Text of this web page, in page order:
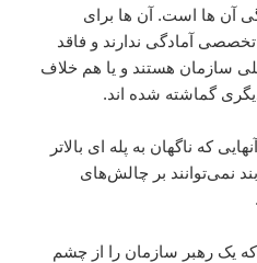
آن ‌ها است. آن ‌ها برای
آمادگی ندارند و فاقد
سازمان هستند و یا هم خلاف
گماشته شده اند.
که ناگهان به پله ای بالاتر
نمی‌توانند بر چالش‌های
یک رهبر سازمان را از چشم‌